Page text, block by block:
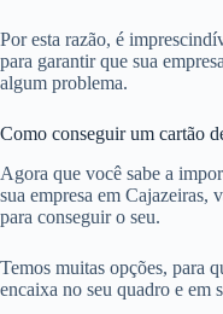
Por esta razão, é
para garantir que sua
algum problema.
Como conseguir um cartão
Agora que você sabe a
sua empresa em Cajazeiras,
para conseguir o seu.
Temos muitas opções, para
encaixa no seu quadro e em